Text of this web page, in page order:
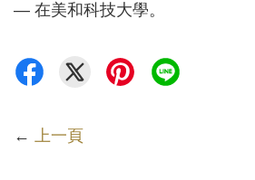
— 在美和科技大學。
← 上一頁